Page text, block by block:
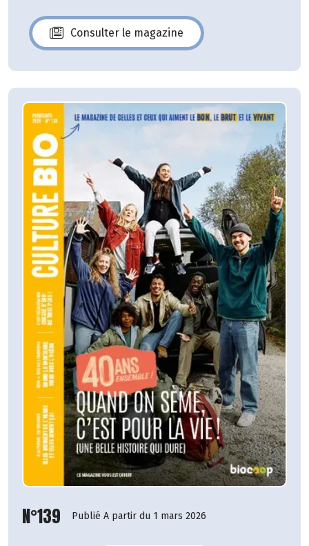
Consulter le magazine
N°140
N°139 Publié A partir du 1 mars 2026